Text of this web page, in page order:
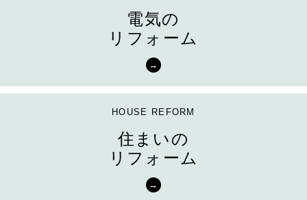
電気の
リフォーム
住まいの
リフォーム